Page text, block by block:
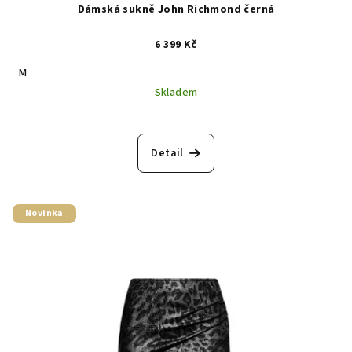
Dámská sukně John Richmond černá
6 399 Kč
M
Skladem
Detail
Novinka